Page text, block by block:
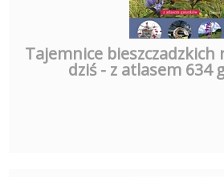
Tajemnice bieszczadzkich
dziś - z atlasem 634